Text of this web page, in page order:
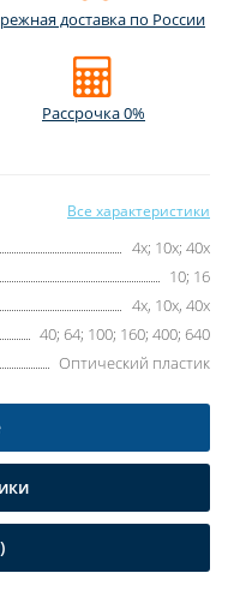
доставка по России
Рассрочка 0%
Все характеристики
4x; 10x; 40x
10; 16
4x, 10x, 40x
40; 64; 100; 160; 400; 640
Оптический пластик